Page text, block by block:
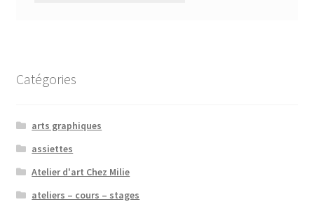
Catégories
arts graphiques
assiettes
Atelier d'art Chez Milie
ateliers – cours – stages